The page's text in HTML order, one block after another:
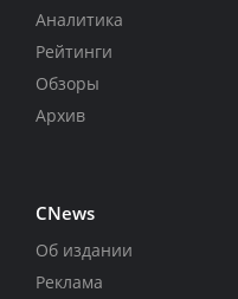
Аналитика
Рейтинги
Обзоры
Архив
CNews
Об издании
Реклама